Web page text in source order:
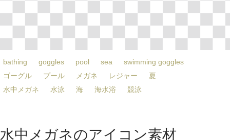
bathing goggles pool sea
swimming goggles
ゴーグル
プール メガネ レジャー
夏
水中メガネ
水泳 海 海水浴 競泳
水中メガネのアイコン素材